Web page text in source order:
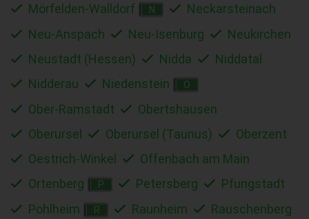
Mörfelden-Walldorf
N
Neckarsteinach
Neu-Anspach
Neu-Isenburg
Neukirchen
Neustadt (Hessen)
Nidda
Niddatal
Nidderau
Niedenstein O
Ober-Ramstadt
Obertshausen
Oberursel
Oberursel (Taunus)
Oberzent
Oestrich-Winkel
Offenbach am Main
Ortenberg
P Petersberg
Pfungstadt
Pohlheim
R Raunheim
Rauschenberg